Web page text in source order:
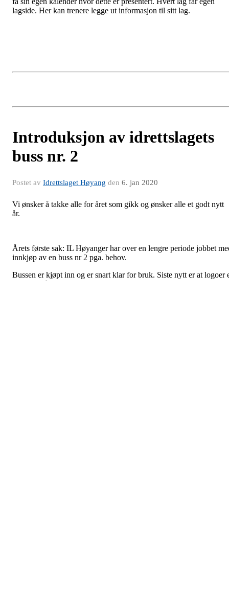
lagside. Her kan trenere legge ut informasjon til sitt lag.
Introduksjon av idrettslagets
buss nr. 2
Postet av Idrettslaget Høyang den 6. jan 2020
Vi ønsker å takke alle for året som gikk og ønsker alle et godt nytt
år.
Årets første sak: IL Høyanger har over en lengre periode jobbet
innkjøp av en buss nr 2 pga. behov.
Bussen er kjøpt inn og er snart klar for bruk. Siste nytt er at logoer
kommet på plass.